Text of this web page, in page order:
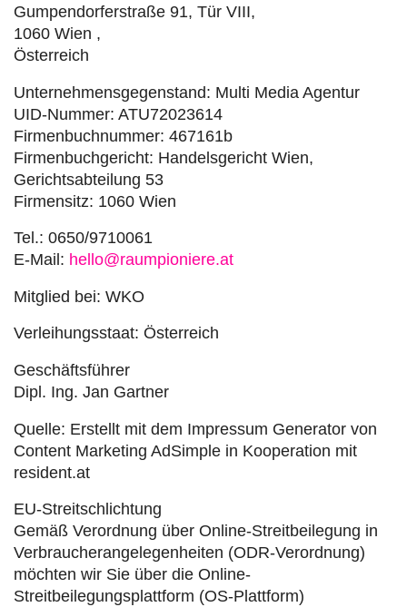
Gumpendorferstraße 91, Tür VIII,
1060 Wien ,
Österreich
Unternehmensgegenstand: Multi Media Agentur
UID-Nummer: ATU72023614
Firmenbuchnummer: 467161b
Firmenbuchgericht: Handelsgericht Wien,
Gerichtsabteilung 53
Firmensitz: 1060 Wien
Tel.: 0650/9710061
E-Mail: hello@raumpioniere.at
Mitglied bei: WKO
Verleihungsstaat: Österreich
Geschäftsführer
Dipl. Ing. Jan Gartner
Quelle: Erstellt mit dem Impressum Generator von
Content Marketing AdSimple in Kooperation mit
resident.at
EU-Streitschlichtung
Gemäß Verordnung über Online-Streitbeilegung in
Verbraucherangelegenheiten (ODR-Verordnung)
möchten wir Sie über die Online-
Streitbeilegungsplattform (OS-Plattform)